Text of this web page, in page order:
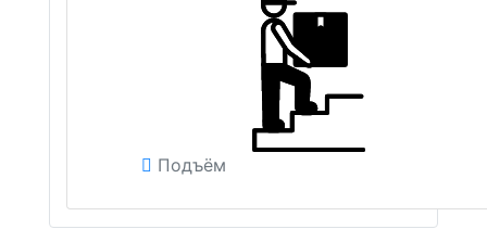
Подъём